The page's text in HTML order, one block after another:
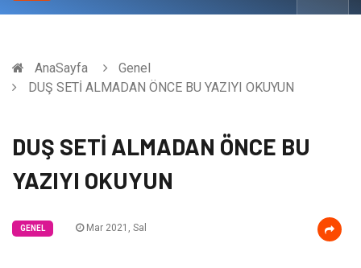
AnaSayfa
Genel
DUŞ SETİ ALMADAN ÖNCE BU YAZIYI OKUYUN
DUŞ SETİ ALMADAN ÖNCE BU
YAZIYI OKUYUN
GENEL Mar 2021, Sal